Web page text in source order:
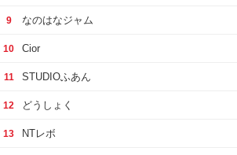
9 なのはなジャム
10 Cior
11 STUDIOふあん
12 どうしょく
13 NTレボ